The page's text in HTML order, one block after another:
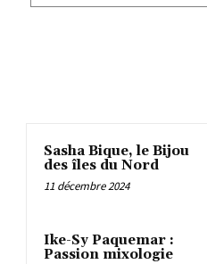
Sasha Bique, le Bijou
des îles du Nord
11 décembre 2024
Ike-Sy Paquemar :
Passion mixologie